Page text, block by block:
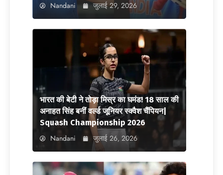
Nandani जुलाई 29, 2026
भारत की बेटी ने तोड़ा मिस्र का घमंड! 18 साल की
अनाहत सिंह बनीं वर्ल्ड जूनियर स्क्वैश चैंपियन|
Squash Championship 2026
Nandani जुलाई 26, 2026